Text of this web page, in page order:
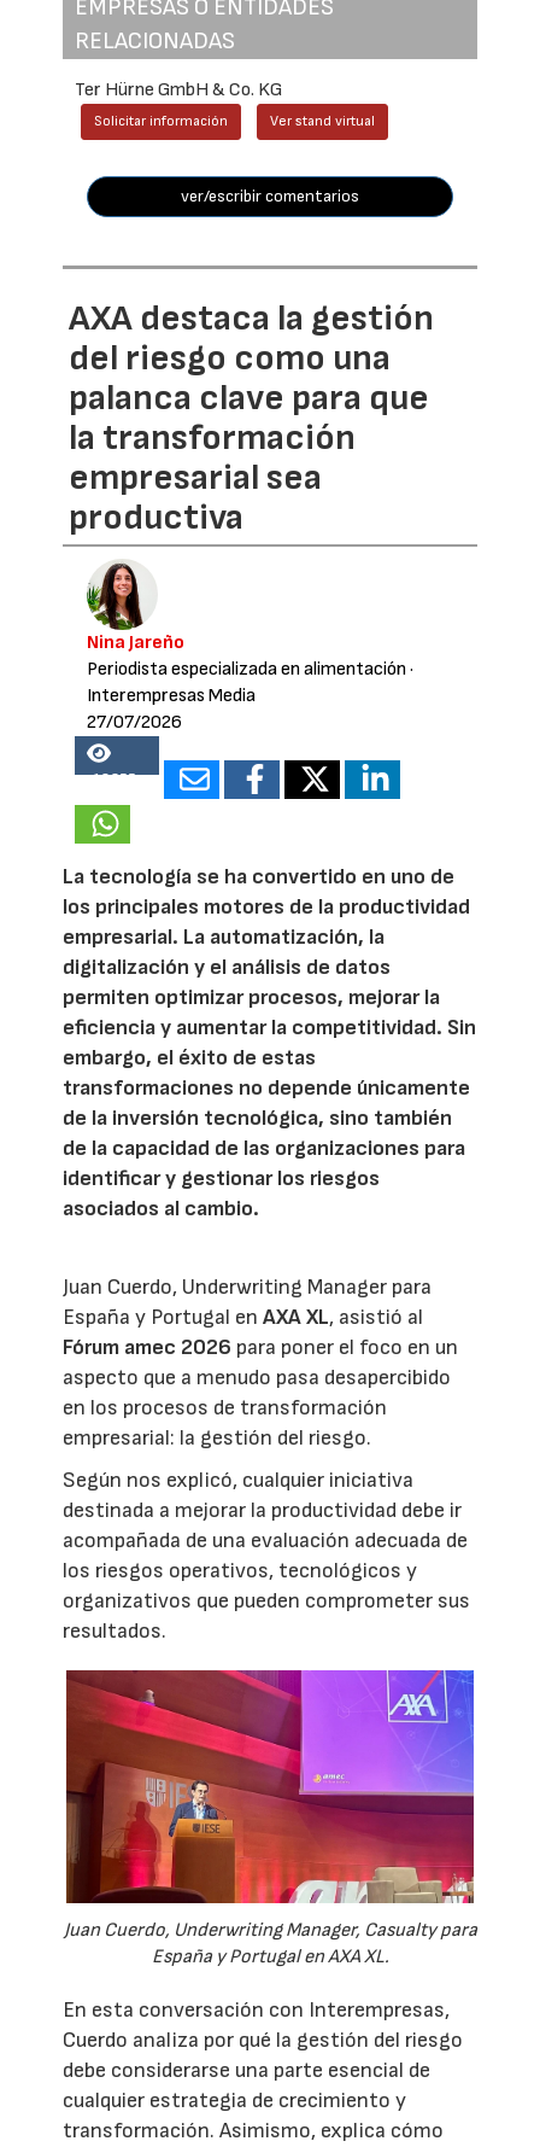
EMPRESAS O ENTIDADES
RELACIONADAS
Ter Hürne GmbH & Co. KG
Solicitar información Ver stand virtual
ver/escribir comentarios
AXA destaca la gestión
del riesgo como una
palanca clave para que
la transformación
empresarial sea
productiva
Nina Jareño
Periodista especializada en alimentación ·
Interempresas Media
27/07/2026
18355
La tecnología se ha convertido en uno de
los principales motores de la productividad
empresarial. La automatización, la
digitalización y el análisis de datos
permiten optimizar procesos, mejorar la
eficiencia y aumentar la competitividad. Sin
embargo, el éxito de estas
transformaciones no depende únicamente
de la inversión tecnológica, sino también
de la capacidad de las organizaciones para
identificar y gestionar los riesgos
asociados al cambio.
Juan Cuerdo, Underwriting Manager para
España y Portugal enAXA XL, asistió al
Fórum amec 2026 para poner el foco en un
aspecto que a menudo pasa desapercibido
en los procesos de transformación
empresarial: la gestión del riesgo.
Según nos explicó, cualquier iniciativa
destinada a mejorar la productividad debe ir
acompañada de una evaluación adecuada de
los riesgos operativos, tecnológicos y
organizativos que pueden comprometer sus
resultados.
Juan Cuerdo, Underwriting Manager, Casualty para
España y Portugal en AXA XL.
En esta conversación con Interempresas,
Cuerdo analiza por qué la gestión del riesgo
debe considerarse una parte esencial de
cualquier estrategia de crecimiento y
transformación. Asimismo, explica cómo